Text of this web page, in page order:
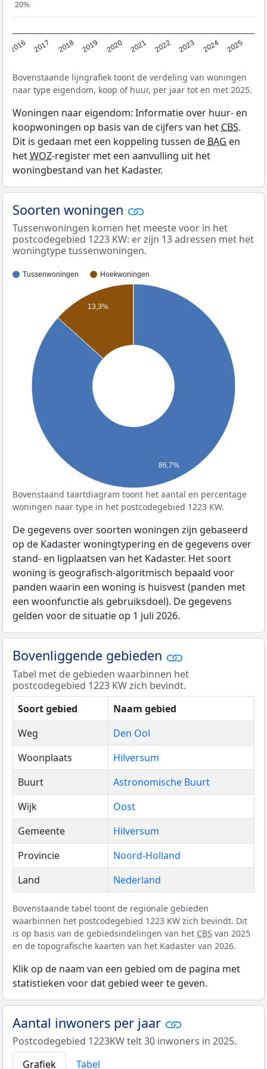
2016 2017 2018 2019 2020 2021 2022 2023 2024 2025
20%
20%
Bovenstaande lijngrafiek toont de verdeling van woningen
naar type eigendom, koop of huur, per jaar tot en met 2025.
Woningen naar eigendom: Informatie over huur- en
koopwoningen op basis van de cijfers van het CBS.
Dit is gedaan met een koppeling tussen de BAG en
hetWOZ-register met een aanvulling uit het
woningbestand van het Kadaster.
Soorten woningen
Tussenwoningen komen het meeste voor in het
postcodegebied 1223 KW: er zijn 13 adressen met het
woningtype tussenwoningen.
Tussenwoningen Hoekwoningen
13,3%
86,7%
Bovenstaand taartdiagram toont het aantal en percentage
woningen naar type in het postcodegebied 1223 KW.
De gegevens over soorten woningen zijn gebaseerd
op de Kadaster woningtypering en de gegevens over
stand- en ligplaatsen van het Kadaster. Het soort
woning is geografisch-algoritmisch bepaald voor
panden waarin een woning is huisvest (panden met
een woonfunctie als gebruiksdoel). De gegevens
gelden voor de situatie op 1 juli 2026.
Bovenliggende gebieden
Tabel met de gebieden waarbinnen het
postcodegebied 1223 KW zich bevindt.
Soort gebied
Naam gebied
Weg
Den Ool
Woonplaats
Hilversum
Buurt
Astronomische Buurt
Wijk
Oost
Gemeente
Hilversum
Provincie
Noord-Holland
Land
Nederland
Bovenstaande tabel toont de regionale gebieden
waarbinnen het postcodegebied 1223 KW zich bevindt. Dit
is op basis van de gebiedsindelingen van het CBS van 2025
en de topografische kaarten van het Kadaster van 2026.
Klik op de naam van een gebied om de pagina met
statistieken voor dat gebied weer te geven.
Aantal inwoners per jaar
Postcodegebied 1223KW telt 30 inwoners in 2025.
Grafiek
Tabel